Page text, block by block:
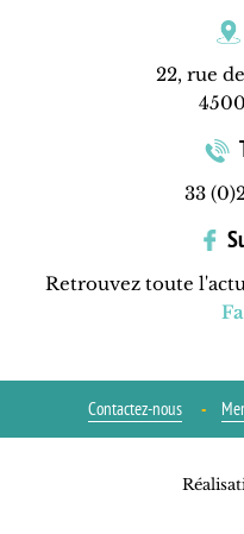
22, rue
33
Retrouvez toute
Contactez-nous